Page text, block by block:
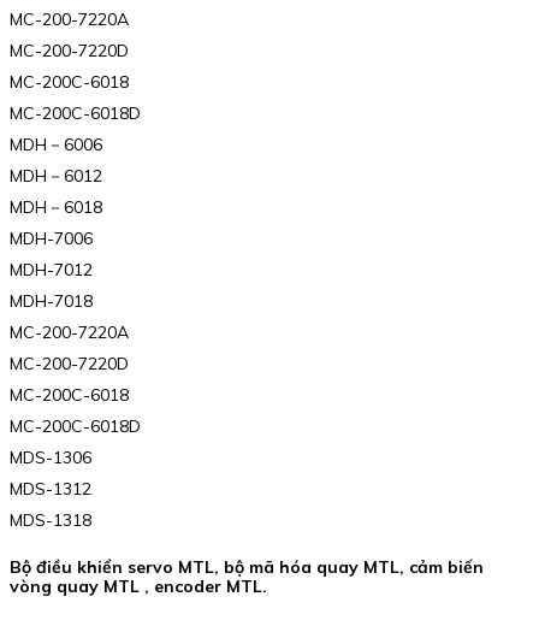
MC-200-7220A
MC-200-7220D
MC-200C-6018
MC-200C-6018D
MDH－6006
MDH－6012
MDH－6018
MDH-7006
MDH-7012
MDH-7018
MC-200-7220A
MC-200-7220D
MC-200C-6018
MC-200C-6018D
MDS-1306
MDS-1312
MDS-1318
Bộ điều khiển servo MTL, bộ mã hóa quay MTL, cảm biến
vòng quay MTL , encoder MTL.